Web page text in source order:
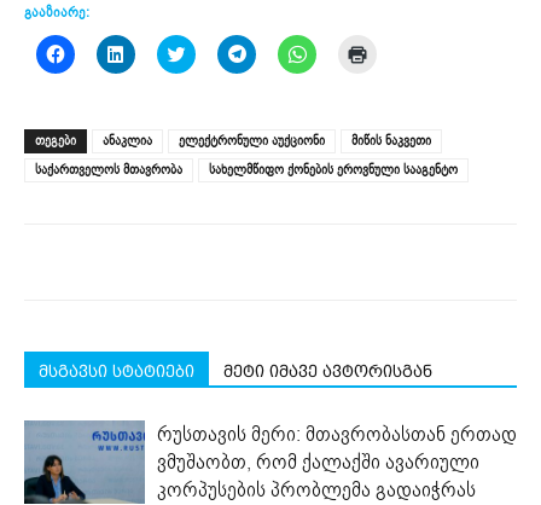
გააზიარე:
Click
to
(Opens
in
new
window)
Click
to
in
new
window)
Click
to
(Opens
in
new
window)
Click
to
(Opens
in
new
window)
Click
to
(Opens
in
new
window)
new
window)
ᲗᲔᲒᲔᲑᲘ ანაკლია ელექტრონული აუქციონი
მიწის ნაკვეთი
საქართველოს მთავრობა
სახელმწიფო ქონების ეროვნული სააგენტო
მსგავსი სტატიები მეტი იმავე ავტორისგან
რუსთავის მერი: მთავრობასთან ერთად
ვმუშაობთ, რომ ქალაქში ავარიული
კორპუსების პრობლემა გადაიჭრას